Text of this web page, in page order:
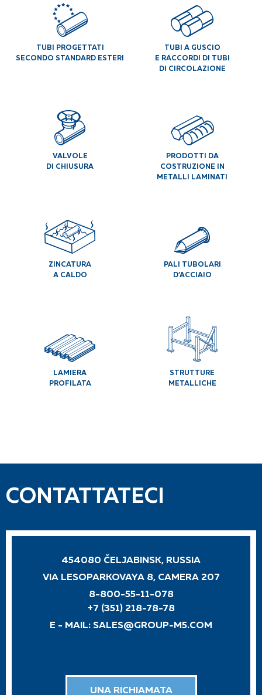
TUBI PROGETTATI
SECONDO STANDARD ESTERI
TUBI A GUSCIO
E RACCORDI DI TUBI
DI CIRCOLAZIONE
VALVOLE
DI CHIUSURA
PRODOTTI DA
COSTRUZIONE IN
METALLI LAMINATI
ZINCATURA
A CALDO
PALI TUBOLARI
D’ACCIAIO
LAMIERA
PROFILATA
STRUTTURE
METALLICHE
CONTATTATECI
454080 ČELJABINSK, RUSSIA
VIA LESOPARKOVAYA 8, CAMERA 207
8-800-55-11-078
+7 (351) 218-78-78
E - MAIL: SALES@GROUP-M5.COM
UNA RICHIAMATA